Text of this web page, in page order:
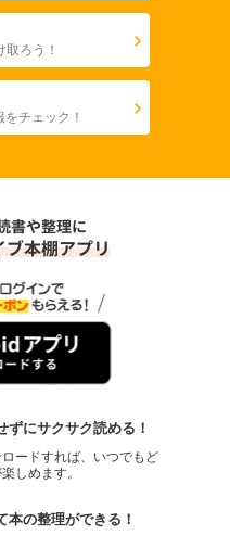
ろう！
チェック！
ずにサクサク読める！
ードすれば、いつでもど
しめます。
本の整理ができる！